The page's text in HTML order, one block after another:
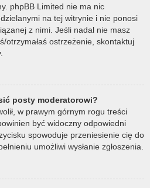
phpBB Limited nie ma nic
na tej witrynie i nie ponosi
z nimi. Jeśli nadal nie masz
otrzymałaś ostrzeżenie, skontaktuj
posty moderatorowi?
w prawym górnym rogu treści
być widoczny odpowiedni
spowoduje przeniesienie cię do
umożliwi wysłanie zgłoszenia.